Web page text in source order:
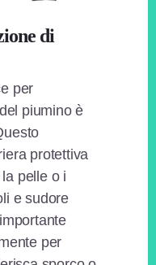
di
per
piumino è
protettiva
pelle o i
e sudore
per